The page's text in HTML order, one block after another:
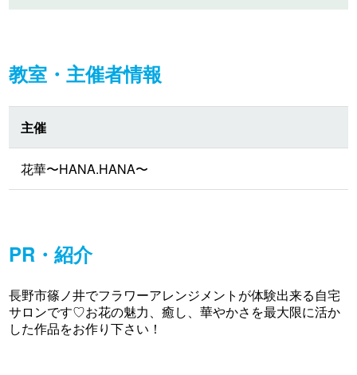
教室・主催者情報
主催
花華〜HANA.HANA〜
PR・紹介
長野市篠ノ井でフラワーアレンジメントが体験出来る自宅
サロンです♡お花の魅力、癒し、華やかさを最大限に活か
した作品をお作り下さい！